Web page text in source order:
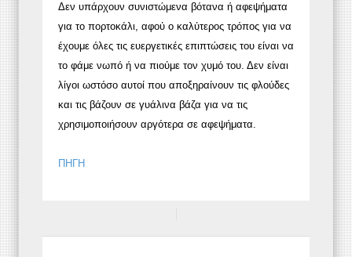
Δεν υπάρχουν συνιστώμενα βότανα ή αφεψήματα
για το πορτοκάλι, αφού ο καλύτερος τρόπος για να
έχουμε όλες τις ευεργετικές επιπτώσεις του είναι να
το φάμε νωπό ή να πιούμε τον χυμό του. Δεν είναι
λίγοι ωστόσο αυτοί που αποξηραίνουν τις φλούδες
και τις βάζουν σε γυάλινα βάζα για να τις
χρησιμοποιήσουν αργότερα σε αφεψήματα.
ΠΗΓΗ